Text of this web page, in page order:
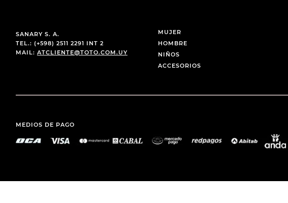
SANARY S. A.
TEL.: (+598) 2511 2291 INT 2
MAIL: ATCLIENTE@TOTO.COM.UY
MUJER
HOMBRE
NIÑOS
ACCESORIOS
MEDIOS DE PAGO